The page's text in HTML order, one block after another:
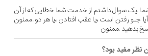
.یک سوال داشتم از خدمت شما خطایی که از آن
جلو رفتن است ،یا عقب افتادن ،یا هر دو .ممنون
بدهید .ممنون
نظر مفید بود؟